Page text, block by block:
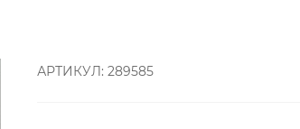
АРТИКУЛ: 289585